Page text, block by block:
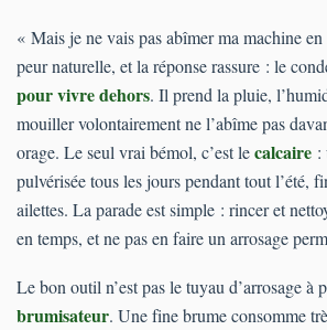
« Mais je ne vais pas abîmer ma machine en
peur naturelle, et la réponse rassure : le
pour vivre dehors. Il prend la pluie,
mouiller volontairement ne l’abîme pas
orage. Le seul vrai bémol, c’est lecalcaire :
pulvérisée tous les jours pendant tout l’été,
ailettes. La parade est simple : rincer et
en temps, et ne pas en faire un arrosage
Le bon outil n’est pas le tuyau d’arrosage à
brumisateur. Une fine brume consomme